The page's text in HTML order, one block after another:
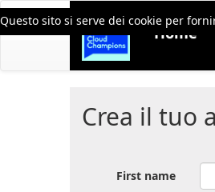
Questo sito si serve dei cookie per
Home
Crea il tuo
First name